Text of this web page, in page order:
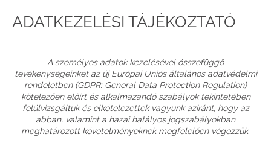
ADATKEZELÉSI TÁJÉKOZTATÓ
A személyes adatok kezelésével összefüggő
tevékenységeinket az új Európai Uniós általános adatvédelmi
rendeletben (GDPR: General Data Protection Regulation)
kötelezően előírt és alkalmazandó szabályok tekintetében
felülvizsgáltuk és elkötelezettek vagyunk aziránt, hogy az
abban, valamint a hazai hatályos jogszabályokban
meghatározott követelményeknek megfelelően végezzük.